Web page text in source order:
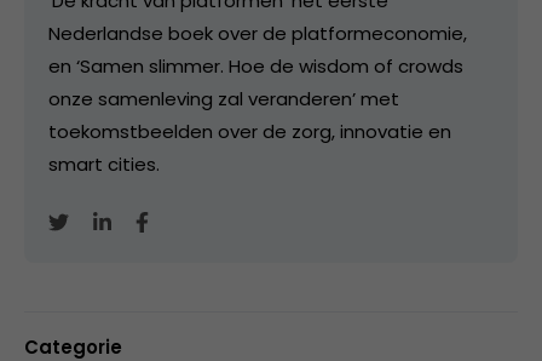
Nederlandse boek over de platformeconomie,
en ‘Samen slimmer. Hoe de wisdom of crowds
onze samenleving zal veranderen’ met
toekomstbeelden over de zorg, innovatie en
smart cities.
Categorie